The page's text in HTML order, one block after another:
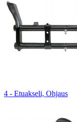
4 - Etuakseli, Ohjaus